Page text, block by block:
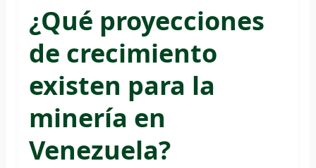
¿Qué proyecciones
de crecimiento
existen para la
minería en
Venezuela?